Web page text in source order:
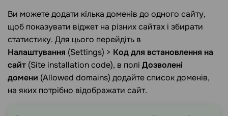
Ви можете додати кілька доменів до одного сайту,
щоб показувати віджет на різних сайтах і збирати
статистику. Для цього перейдіть в
Налаштування (Settings) > Код для встановлення на
сайт (Site installation code), в полі Дозволені
домени (Allowed domains) додайте список доменів,
на яких потрібно відображати сайт.